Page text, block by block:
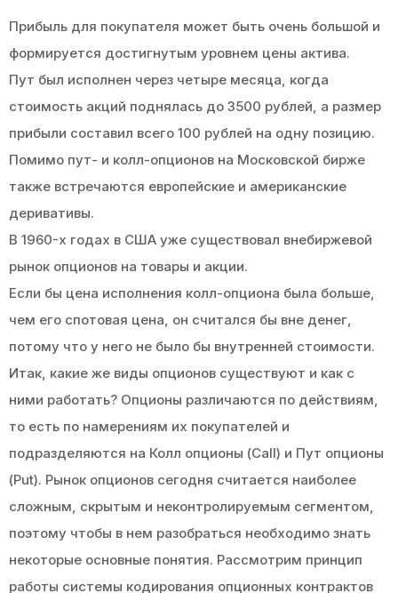
Прибыль для покупателя может быть очень большой и
формируется достигнутым уровнем цены актива.
Пут был исполнен через четыре месяца, когда
стоимость акций поднялась до 3500 рублей, а размер
прибыли составил всего 100 рублей на одну позицию.
Помимо пут- и колл-опционов на Московской бирже
также встречаются европейские и американские
деривативы.
В 1960-х годах в США уже существовал внебиржевой
рынок опционов на товары и акции.
Если бы цена исполнения колл-опциона была больше,
чем его спотовая цена, он считался бы вне денег,
потому что у него не было бы внутренней стоимости.
Итак, какие же виды опционов существуют и как с
ними работать? Опционы различаются по действиям,
то есть по намерениям их покупателей и
подразделяются на Колл опционы (Call) и Пут опционы
(Put). Рынок опционов сегодня считается наиболее
сложным, скрытым и неконтролируемым сегментом,
поэтому чтобы в нем разобраться необходимо знать
некоторые основные понятия. Рассмотрим принцип
работы системы кодирования опционных контрактов